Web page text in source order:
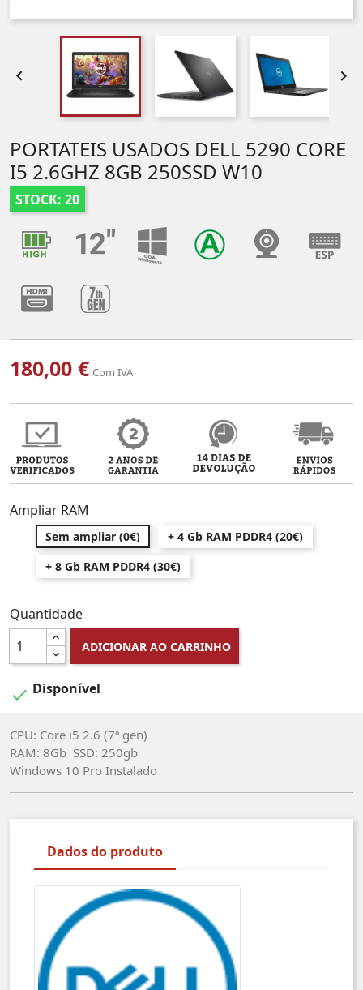
 
PORTATEIS USADOS DELL 5290 CORE
I5 2.6GHZ 8GB 250SSD W10
STOCK: 20
180,00 € Com IVA
Ampliar RAM
Sem ampliar (0€)
+ 4 Gb RAM PDDR4 (20€)
+ 8 Gb RAM PDDR4 (30€)
Quantidade
ADICIONAR AO CARRINHO
 Disponível
CPU: Core i5 2.6 (7ª gen)
RAM: 8Gb SSD: 250gb
Windows 10 Pro Instalado
Dados do produto